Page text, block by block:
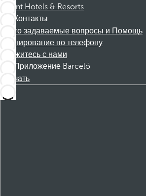
Dorint Hotels & Resorts
Контакты
Часто задаваемые вопросы и Помощь
Бронирование по телефону
Свяжитесь с нами
Приложение Barceló
Скачать